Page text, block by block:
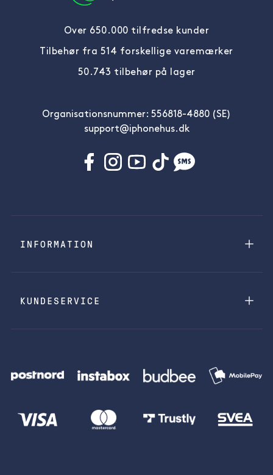
Over 650.000 tilfredse kunder
Tilbehør fra 514 forskellige varemærker
50.743 tilbehør på lager
Organisationsnummer: 556818-4880 (SE)
support@iphonehus.dk
INFORMATION
KUNDESERVICE